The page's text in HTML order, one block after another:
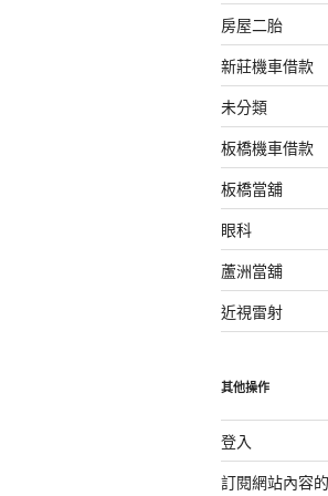
房屋二胎
新莊機車借款
未分類
板橋機車借款
板橋當舖
眼科
蘆洲當舖
近視雷射
其他操作
登入
訂閱網站內容